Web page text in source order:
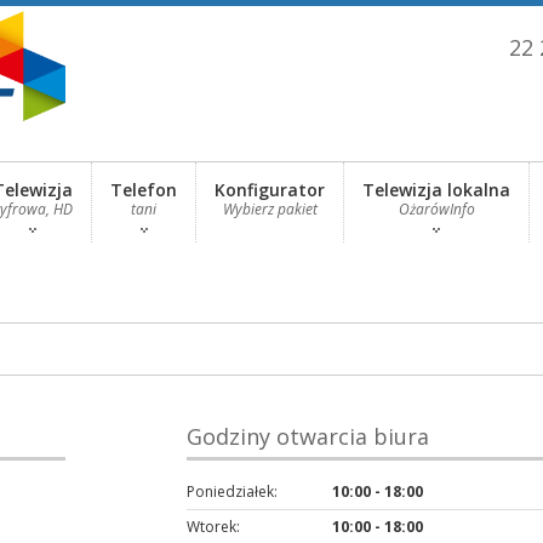
22
HD
Telefon
tani
Konfigurator
Wybierz pakiet
Telewizja lokalna
OżarówInfo
Godziny otwarcia biura
Poniedziałek:
10:00 - 18:00
Wtorek:
10:00 - 18:00